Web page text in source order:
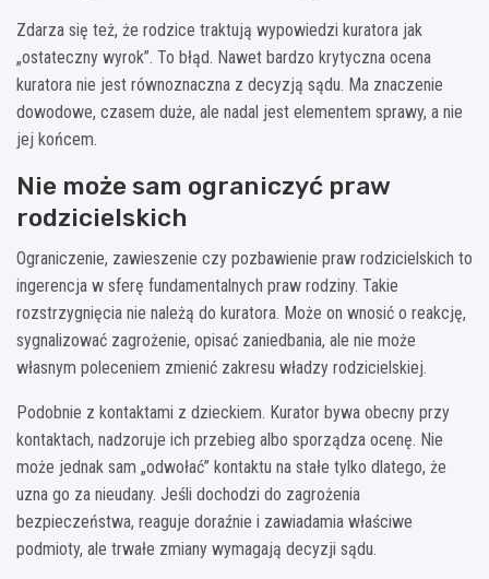
Zdarza się też, że rodzice traktują wypowiedzi kuratora jak
„ostateczny wyrok”. To błąd. Nawet bardzo krytyczna ocena
kuratora nie jest równoznaczna z decyzją sądu. Ma znaczenie
dowodowe, czasem duże, ale nadal jest elementem sprawy, a nie
jej końcem.
Nie może sam ograniczyć praw
rodzicielskich
Ograniczenie, zawieszenie czy pozbawienie praw rodzicielskich to
ingerencja w sferę fundamentalnych praw rodziny. Takie
rozstrzygnięcia nie należą do kuratora. Może on wnosić o reakcję,
sygnalizować zagrożenie, opisać zaniedbania, ale nie może
własnym poleceniem zmienić zakresu władzy rodzicielskiej.
Podobnie z kontaktami z dzieckiem. Kurator bywa obecny przy
kontaktach, nadzoruje ich przebieg albo sporządza ocenę. Nie
może jednak sam „odwołać” kontaktu na stałe tylko dlatego, że
uzna go za nieudany. Jeśli dochodzi do zagrożenia
bezpieczeństwa, reaguje doraźnie i zawiadamia właściwe
podmioty, ale trwałe zmiany wymagają decyzji sądu.